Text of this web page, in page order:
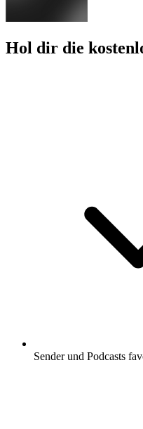
Hol dir die
Sender und Podcasts